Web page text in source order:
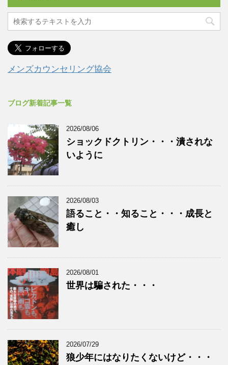
メンズカウンセリング協会
ブログ新着記事一覧
2026/08/06
ショックドクトリン・・・潰されな
いように
2026/08/03
語ること・・知ること・・・成長と
癒し
2026/08/01
世界は騙された・・・
2026/07/29
狼少年にはなりたくないけど・・・